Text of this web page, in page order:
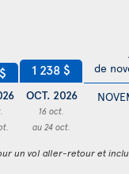
1 238 $
OCT. 2026
16 oct.
au 24 oct.
de
un vol aller-retour et